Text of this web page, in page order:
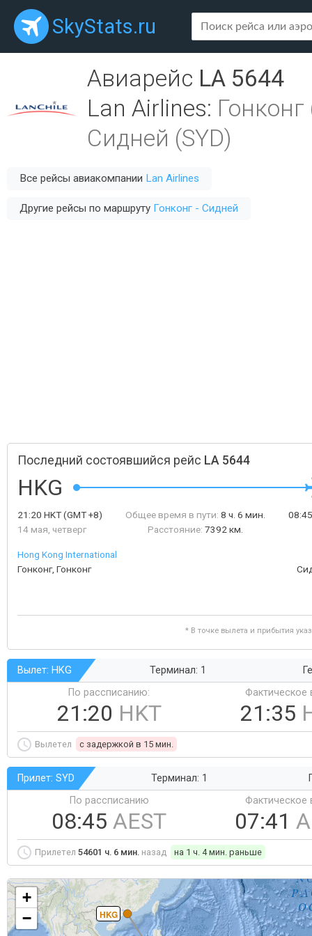
SkyStats.ru
Авиарейс LA 5644
Lan Airlines: Гонконг
Сидней (SYD)
Все рейсы авиакомпании Lan Airlines
Другие рейсы по маршруту Гонконг - Сидней
Последний состоявшийся рейс LA 5644
HKG
21:20 HKT(GMT +8)
14 мая, четверг
Общее время в пути: 8 ч. 6 мин.
Расстояние: 7392 км.
Hong Kong International
Гонконг, Гонконг
* В точке вылета и прибытия
Вылет: HKG Терминал: 1
По рассписанию:
21:20 HKT
Фактическое
21:35
Вылетел c задержкой в 15 мин.
Прилет: SYD Терминал: 1
По рассписанию
08:45 AEST
Фактическое
07:41
Прилетел 54601 ч. 6 мин. назад на 1 ч. 4 мин. раньше
HKG
+
−